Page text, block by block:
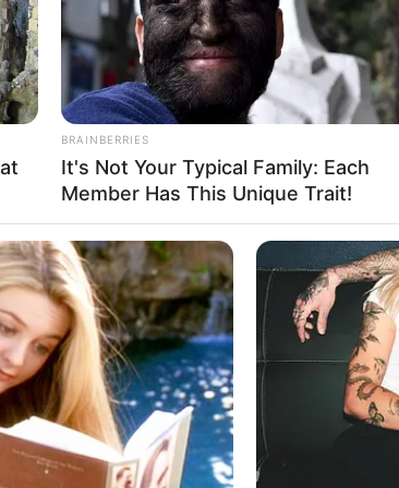
keziaaletheia)
1999
BRAINBERRIES
It's Not Your Typical Family: Each
Member Has This Unique Trait!